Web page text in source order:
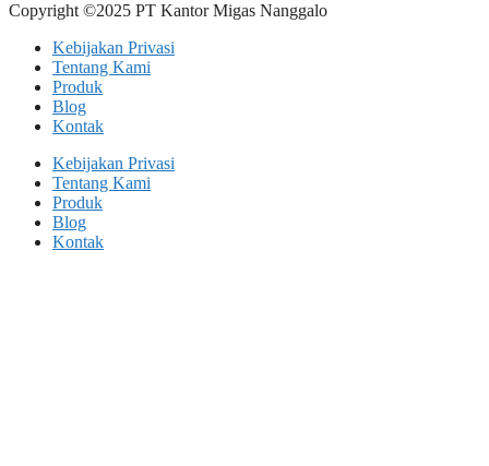
Copyright ©2025 PT Kantor Migas Nanggalo
Kebijakan Privasi
Tentang Kami
Produk
Blog
Kontak
Kebijakan Privasi
Tentang Kami
Produk
Blog
Kontak